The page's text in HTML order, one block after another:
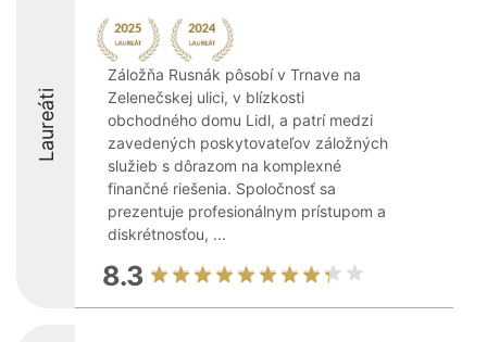
Laureáti
Záložňa Rusnák pôsobí v Trnave na
Zelenečskej ulici, v blízkosti
obchodného domu Lidl, a patrí medzi
zavedených poskytovateľov záložných
služieb s dôrazom na komplexné
finančné riešenia. Spoločnosť sa
prezentuje profesionálnym prístupom a
diskrétnosťou, ...
8.3